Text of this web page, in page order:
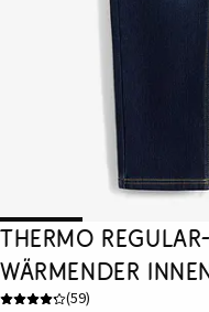
Thermo
wärmender
(59)